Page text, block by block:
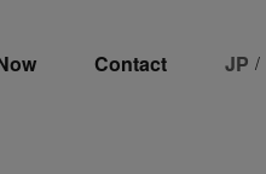
Contact JP /